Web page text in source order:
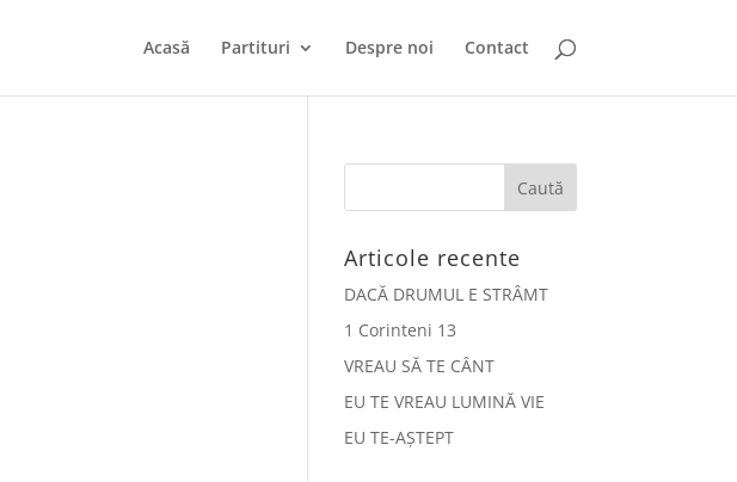
Acasă Partituri Despre noi Contact
Articole recente
DACĂ DRUMUL E STRÂMT
1 Corinteni 13
VREAU SĂ TE CÂNT
EU TE VREAU LUMINĂ VIE
EU TE-AȘTEPT